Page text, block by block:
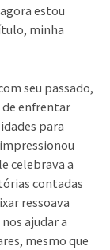
estou
minha
seu passado,
de enfrentar
para
celebrava a
contadas
ressoava
ajudar a
mesmo que